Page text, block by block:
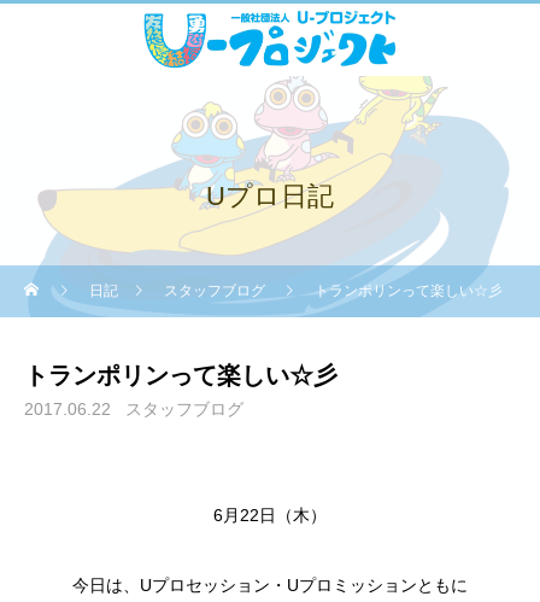
Uプロ日記
日記 スタッフブログ トランポリンって楽しい☆彡
トランポリンって楽しい☆彡
2017.06.22 スタッフブログ
6月22日（木）
今日は、Uプロセッション・Uプロミッションともに